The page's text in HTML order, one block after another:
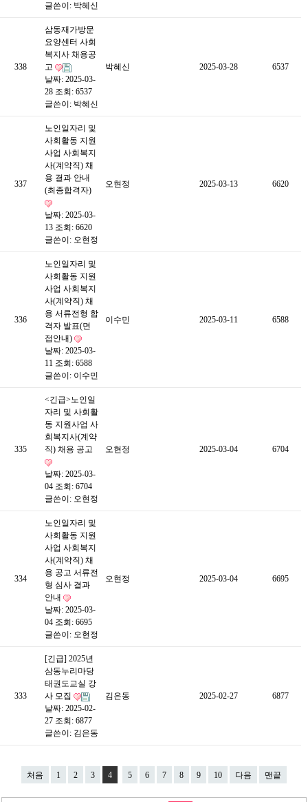
글쓴이: 박혜신
338
삼동재가방문
요양센터 사회
복지사 채용공
고
날짜: 2025-03-
28 조회: 6537
글쓴이: 박혜신
박혜신 2025-03-28 6537
337
노인일자리 및
사회활동 지원
사업 사회복지
사(계약직) 채
용 결과 안내
(최종합격자)
날짜: 2025-03-
13 조회: 6620
글쓴이: 오현정
오현정 2025-03-13 6620
336
노인일자리 및
사회활동 지원
사업 사회복지
사(계약직) 채
용 서류전형 합
격자 발표(면
접안내)
날짜: 2025-03-
11 조회: 6588
글쓴이: 이수민
이수민 2025-03-11 6588
335
<긴급>노인일
자리 및 사회활
동 지원사업 사
회복지사(계약
직) 채용 공고
날짜: 2025-03-
04 조회: 6704
글쓴이: 오현정
오현정 2025-03-04 6704
334
노인일자리 및
사회활동 지원
사업 사회복지
사(계약직) 채
용 공고 서류전
형 심사 결과
안내
날짜: 2025-03-
04 조회: 6695
글쓴이: 오현정
오현정 2025-03-04 6695
333
[긴급] 2025년
삼동누리마당
태권도교실 강
사 모집
날짜: 2025-02-
27 조회: 6877
글쓴이: 김은동
김은동 2025-02-27 6877
처음 1 2 3 4 5 6 7 8 9 10 다음 맨끝